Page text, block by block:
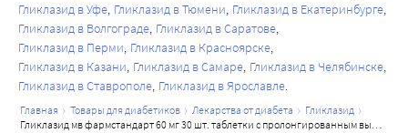
Гликлазид в Уфе Гликлазид в Тюмени Гликлазид в Екатеринбурге
Гликлазид в Волгограде Гликлазид в Саратове
Гликлазид в Перми Гликлазид в Красноярске
Гликлазид в Казани Гликлазид в Самаре Гликлазид в Челябинске
Гликлазид в Ставрополе Гликлазид в Ярославле
главная товары для диабетиков лекарства от диабета
гликлазид
гликлазид мв фармстандарт 60 мг 30 шт. таблетки с пролонгированным высвобождением